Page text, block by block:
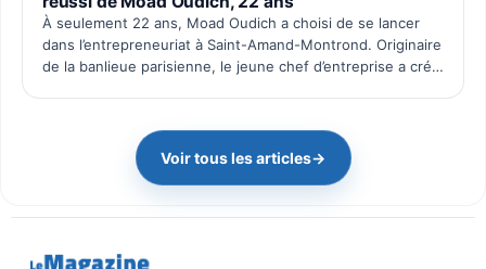
À seulement 22 ans, Moad Oudich a choisi de se lancer
dans l’entrepreneuriat à Saint-Amand-Montrond. Originaire
de la banlieue parisienne, le jeune chef d’entreprise a créé
Voir tous les articles→